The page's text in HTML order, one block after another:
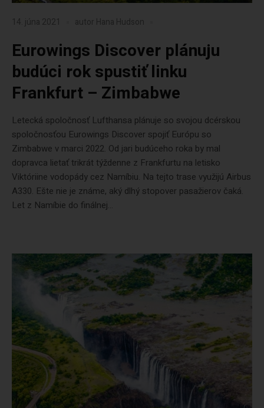
14. júna 2021 autor Hana Hudson
Eurowings Discover plánuju
budúci rok spustiť linku
Frankfurt – Zimbabwe
Letecká spoločnosť Lufthansa plánuje so svojou dcérskou
spoločnosťou Eurowings Discover spojiť Európu so
Zimbabwe v marci 2022. Od jari budúceho roka by mal
dopravca lietať trikrát týždenne z Frankfurtu na letisko
Viktóriine vodopády cez Namíbiu. Na tejto trase využijú Airbus
A330. Ešte nie je známe, aký dlhý stopover pasažierov čaká.
Let z Namíbie do finálnej...